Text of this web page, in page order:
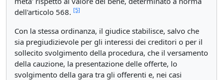
dell'articolo 568. [5]
Con la stessa ordinanza, il giudice stabilisce, salvo che
sia pregiudizievole per gli interessi dei creditori o per il
sollecito svolgimento della procedura, che il versamento
della cauzione, la presentazione delle offerte, lo
svolgimento della gara tra gli offerenti e, nei casi